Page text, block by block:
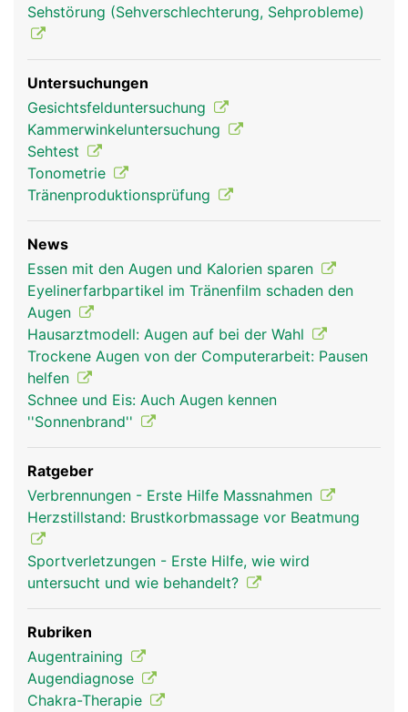
Sehstörung (Sehverschlechterung, Sehprobleme)
Untersuchungen
Gesichtsfelduntersuchung
Kammerwinkeluntersuchung
Sehtest
Tonometrie
Tränenproduktionsprüfung
News
Essen mit den Augen und Kalorien sparen
Eyelinerfarbpartikel im Tränenfilm schaden den
Augen
Hausarztmodell: Augen auf bei der Wahl
Trockene Augen von der Computerarbeit: Pausen
helfen
Schnee und Eis: Auch Augen kennen
''Sonnenbrand''
Ratgeber
Verbrennungen - Erste Hilfe Massnahmen
Herzstillstand: Brustkorbmassage vor Beatmung
Sportverletzungen - Erste Hilfe, wie wird
untersucht und wie behandelt?
Rubriken
Augentraining
Augendiagnose
Chakra-Therapie